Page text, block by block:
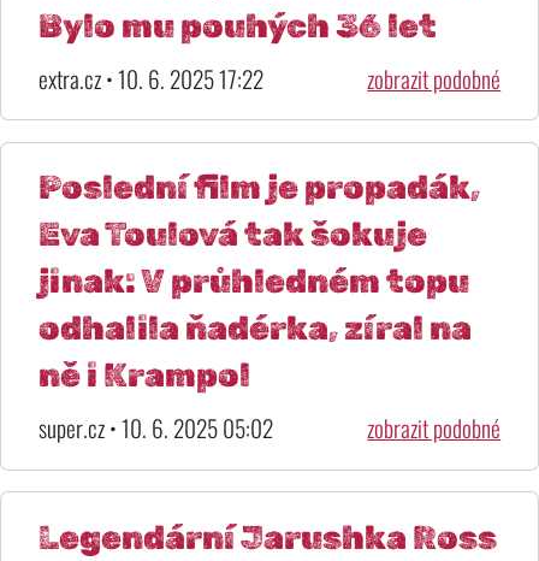
Bylo mu pouhých 36 let
extra.cz • 10. 6. 2025 17:22 zobrazit podobné
Poslední film je propadák,
Eva Toulová tak šokuje
jinak: V průhledném topu
odhalila ňadérka, zíral na
ně i Krampol
super.cz • 10. 6. 2025 05:02 zobrazit podobné
Legendární Jarushka Ross